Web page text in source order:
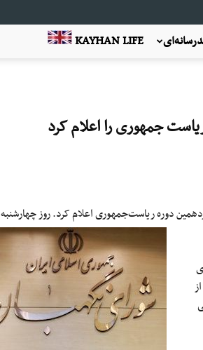
KAYHAN LIFE
جمهوری را اعلام کرد
روز چهارشنبه